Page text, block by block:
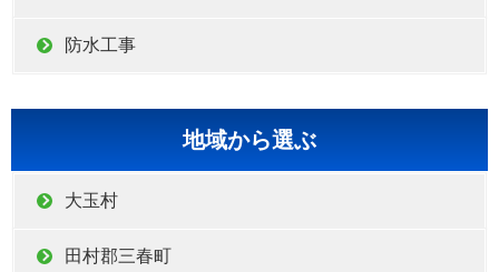
防水工事
地域から選ぶ
大玉村
田村郡三春町